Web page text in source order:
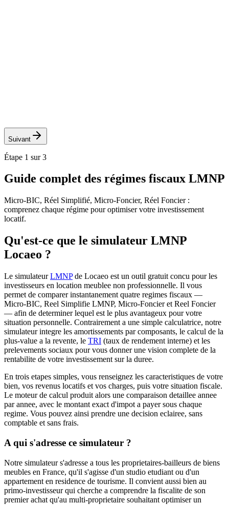
Suivant
Étape 1 sur 3
Guide complet des régimes fiscaux LMNP
Micro-BIC, Réel Simplifié, Micro-Foncier, Réel Foncier :
comprenez chaque régime pour optimiser votre investissement
locatif.
Qu'est-ce que le simulateur LMNP
Locaeo ?
Le simulateurLMNPde Locaeo est un outil gratuit concu pour les
investisseurs en location meublee non professionnelle. Il vous
permet de comparer instantanement quatre regimes fiscaux —
Micro-BIC, Reel Simplifie LMNP, Micro-Foncier et Reel Foncier
— afin de determiner lequel est le plus avantageux pour votre
situation personnelle. Contrairement a une simple calculatrice, notre
simulateur integre les amortissements par composants, le calcul de la
plus-value a la revente, le TRI (taux de rendement interne) et les
prelevements sociaux pour vous donner une vision complete de la
rentabilite de votre investissement sur la duree.
En trois etapes simples, vous renseignez les caracteristiques de votre
bien, vos revenus locatifs et vos charges, puis votre situation fiscale.
Le moteur de calcul produit alors une comparaison detaillee annee
par annee, avec le montant exact d'impot a payer sous chaque
regime. Vous pouvez ainsi prendre une decision eclairee, sans
comptable et sans frais.
A qui s'adresse ce simulateur ?
Notre simulateur s'adresse a tous les proprietaires-bailleurs de biens
meubles en France, qu'il s'agisse d'un studio etudiant ou d'un
appartement en residence de tourisme. Il convient aussi bien au
primo-investisseur qui cherche a comprendre la fiscalite de son
premier achat qu'au multi-proprietaire souhaitant optimiser un